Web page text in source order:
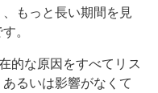
もっと長い期間を見
。
的な原因をすべてリス
るいは影響がなくて